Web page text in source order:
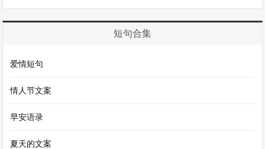
短句合集
爱情短句
情人节文案
早安语录
夏天的文案